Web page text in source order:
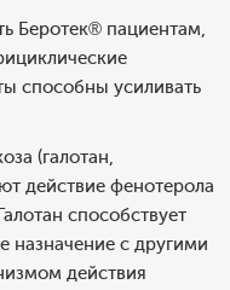
Беротек® пациентам,
способны усиливать
(галотан,
действие фенотерола
способствует
назначение с другими
действия